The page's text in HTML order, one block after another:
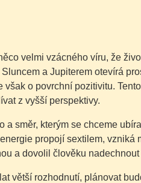
velmi vzácného víru, že
a Jupiterem otevírá
o povrchní pozitivitu.
z vyšší perspektivy.
směr, kterým se chceme
propojí sextilem, vzniká
a dovolil člověku nadechnout
větší rozhodnutí, plánovat